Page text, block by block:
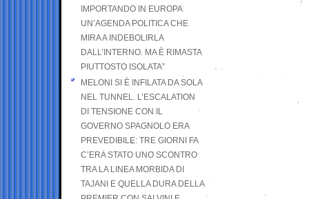
IMPORTANDO IN EUROPA
UN’AGENDA POLITICA CHE
MIRA A INDEBOLIRLA
DALL’INTERNO. MA È RIMASTA
PIUTTOSTO ISOLATA”
MELONI SI È INFILATA DA SOLA
NEL TUNNEL. L’ESCALATION
DI TENSIONE CON IL
GOVERNO SPAGNOLO ERA
PREVEDIBILE: TRE GIORNI FA
C’ERA STATO UNO SCONTRO
TRA LA LINEA MORBIDA DI
TAJANI E QUELLA DURA DELLA